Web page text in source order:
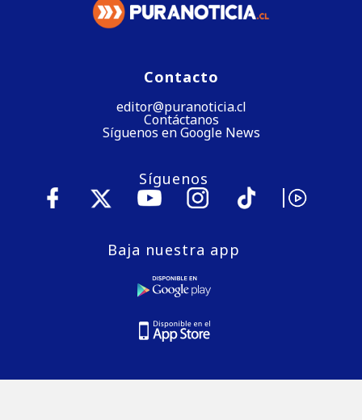
Contacto
editor@puranoticia.cl
Contáctanos
Síguenos en Google News
Síguenos
Baja nuestra app